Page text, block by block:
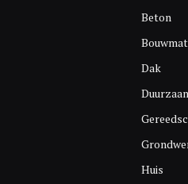
Beton
Dak
Huis